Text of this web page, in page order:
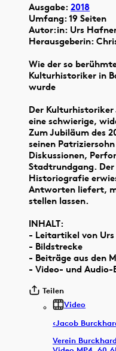
Ausgabe: 2018
Umfang: 19 Seiten
Autor:in: Urs
Herausgeberin:
Wie der so
Kulturhistoriker in
wurde
Der Kulturhistoriker
eine schwierige,
Zum Jubiläum des
seinen
Diskussionen,
Stadtrundgang. Der
Historiografie
Antworten liefert,
stellen lassen.
INHALT:
- Leitartikel von
- Bildstrecke
- Beiträge aus den
- Video- und Audio-
Teilen
Video
‹Jacob
Verein